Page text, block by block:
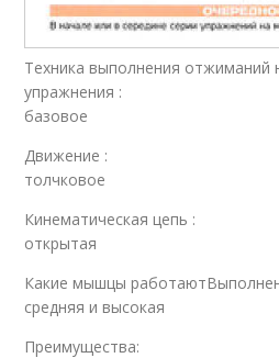
Техника выполнения отжиманий
упражнения :
базовое
Движение :
толчковое
Кинематическая цепь :
открытая
Какие мышцы
средняя и высокая
Преимущества: